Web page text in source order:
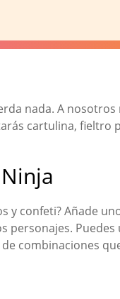
nada. A nosotros
cartulina, fieltro
y confeti? Añade
personajes. Puedes
combinaciones